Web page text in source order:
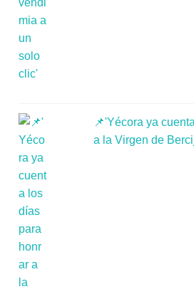
📌'Yécora ya
a la Virgen de